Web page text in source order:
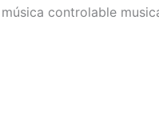
controlable